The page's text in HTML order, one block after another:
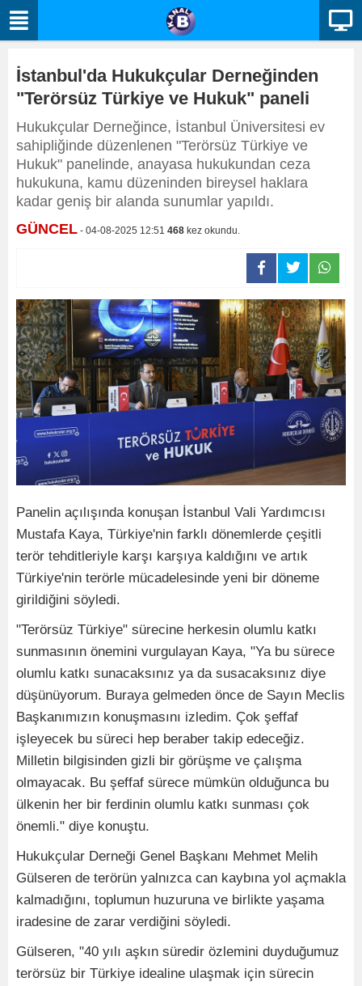
İstanbul'da Hukukçular Derneğinden
"Terörsüz Türkiye ve Hukuk" paneli
Hukukçular Derneğince, İstanbul Üniversitesi ev
sahipliğinde düzenlenen "Terörsüz Türkiye ve
Hukuk" panelinde, anayasa hukukundan ceza
hukukuna, kamu düzeninden bireysel haklara
kadar geniş bir alanda sunumlar yapıldı.
GÜNCEL - 04-08-2025 12:51 468 kez okundu.
Panelin açılışında konuşan İstanbul Vali Yardımcısı
Mustafa Kaya, Türkiye'nin farklı dönemlerde çeşitli
terör tehditleriyle karşı karşıya kaldığını ve artık
Türkiye'nin terörle mücadelesinde yeni bir döneme
girildiğini söyledi.
"Terörsüz Türkiye" sürecine herkesin olumlu katkı
sunmasının önemini vurgulayan Kaya, "Ya bu sürece
olumlu katkı sunacaksınız ya da susacaksınız diye
düşünüyorum. Buraya gelmeden önce de Sayın Meclis
Başkanımızın konuşmasını izledim. Çok şeffaf
işleyecek bu süreci hep beraber takip edeceğiz.
Milletin bilgisinden gizli bir görüşme ve çalışma
olmayacak. Bu şeffaf sürece mümkün olduğunca bu
ülkenin her bir ferdinin olumlu katkı sunması çok
önemli." diye konuştu.
Hukukçular Derneği Genel Başkanı Mehmet Melih
Gülseren de terörün yalnızca can kaybına yol açmakla
kalmadığını, toplumun huzuruna ve birlikte yaşama
iradesine de zarar verdiğini söyledi.
Gülseren, "40 yılı aşkın süredir özlemini duyduğumuz
terörsüz bir Türkiye idealine ulaşmak için sürecin